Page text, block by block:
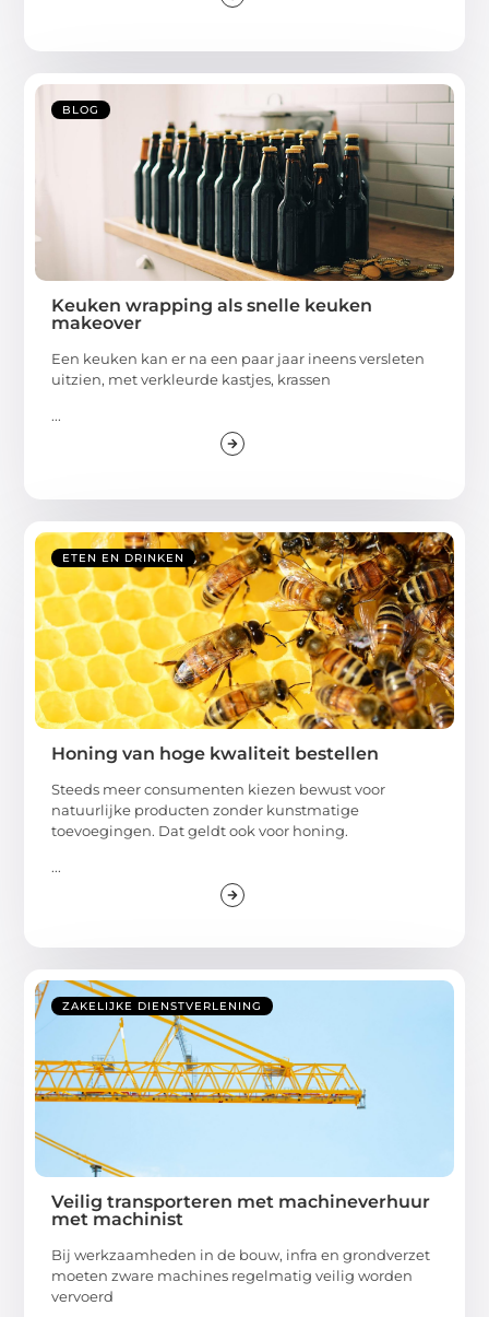
BLOG
Keuken wrapping als snelle keuken
makeover
Een keuken kan er na een paar jaar ineens versleten
uitzien, met verkleurde kastjes, krassen
...
ETEN EN DRINKEN
Honing van hoge kwaliteit bestellen
Steeds meer consumenten kiezen bewust voor
natuurlijke producten zonder kunstmatige
toevoegingen. Dat geldt ook voor honing.
...
ZAKELIJKE DIENSTVERLENING
Veilig transporteren met machineverhuur
met machinist
Bij werkzaamheden in de bouw, infra en grondverzet
moeten zware machines regelmatig veilig worden
vervoerd